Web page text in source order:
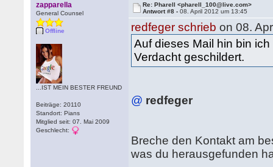
zapparella
General Counsel
Offline
...IST MEIN BESTER FREUND
Beiträge: 20110
Standort: Pians
Mitglied seit: 07. Mai 2009
Geschlecht:
Re: Pharell <pharell_100@live.com>
Antwort #8 -08. April 2012 um 13:45
redfeger schrieb on 08.
Auf dieses Mail hin bin
Verdacht geschildert.
@ redfeger
Breche den Kontakt am
was du herausgefunden